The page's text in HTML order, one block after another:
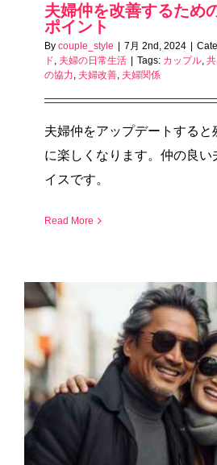
夫婦仲を改善するため
ポイント
By couple_style 7月 2nd, 2024
ド, 夫婦の日常生活 Tags: カップル,
の協力, 夫婦改善, 夫婦関係
夫婦仲をアップデートすると
に楽しくなります。仲の良い
イスです。
Read More